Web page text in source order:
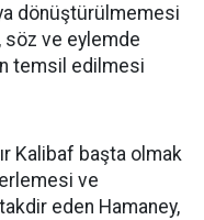
dönüştürülmemesi
söz ve eylemde
temsil edilmesi
Kalibaf başta olmak
ve
eden Hamaney,